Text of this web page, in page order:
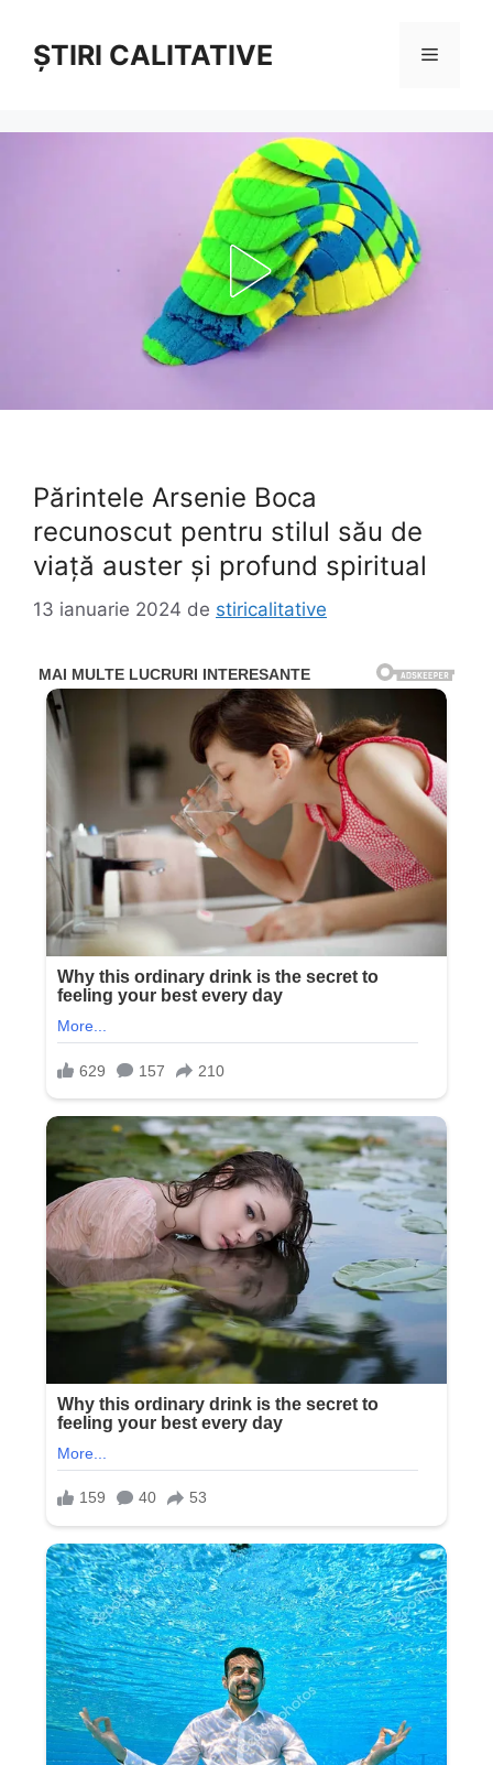
conținutȘTIRI CALITATIVE Meniu
Părintele Arsenie Boca
recunoscut pentru stilul său de
viață auster și profund spiritual
13 ianuarie 2024 de stiricalitative